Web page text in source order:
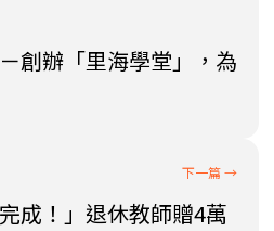
創辦「里海學堂」，為
成！」退休教師贈4萬